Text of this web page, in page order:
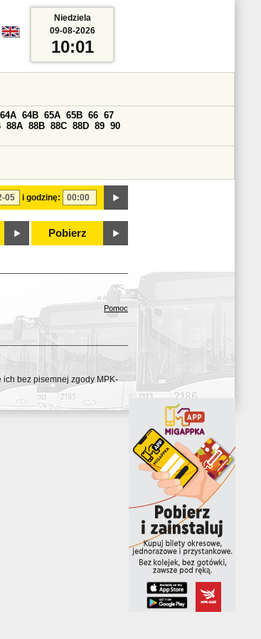
i godzinę:
64A 64B 65A 65B 66 67
88A 88B 88C 88D 89 90
Pobierz
Niedziela
09-08-2026
10:01
Pomoc
bez pisemnej zgody MPK-